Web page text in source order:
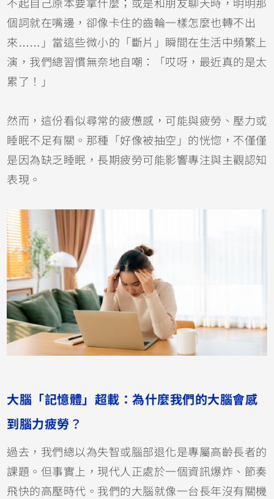
不起自己原本要拿什麼；或是和朋友聊天時，明明那
個詞就在嘴邊，卻像卡住的齒輪一樣怎麼也轉不出
來……」當這些微小的「斷片」瞬間在生活中頻繁上
演，我們總習慣無奈地自嘲：「哎呀，最近真的是太
累了！」
然而，這份看似尋常的疲憊感，可能與疲勞、壓力或
睡眠不足有關。那種「好像被抽空」的恍惚，不僅僅
是因為缺乏睡眠，長期疲勞可能影響專注與主觀認知
表現。
大腦「記憶體」超載：為什麼我們的大腦會感
到腦力疲勞 ？
過去，我們總以為失智或腦部退化是專屬高齡長者的
課題。但事實上，現代人正處於一個資訊爆炸、節奏
飛快的高壓時代。我們的大腦就像一台長年沒有關機